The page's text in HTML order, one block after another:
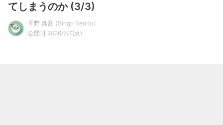
てしまうのか (3/3)
千野 真吾
Singo Senno
公開日 2026/7/7(火)